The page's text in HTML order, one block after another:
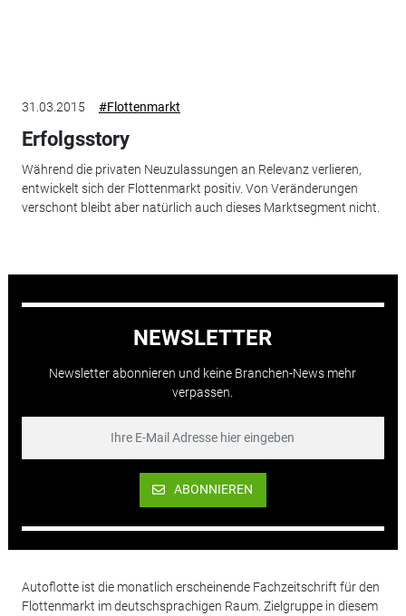
31.03.2015 #Flottenmarkt
Erfolgsstory
Während die privaten Neuzulassungen an Relevanz verlieren,
entwickelt sich der Flottenmarkt positiv. Von Veränderungen
verschont bleibt aber natürlich auch dieses Marktsegment nicht.
NEWSLETTER
Newsletter abonnieren und keine Branchen-News mehr
verpassen.
ABONNIEREN
Autoflotte ist die monatlich erscheinende Fachzeitschrift für den
Flottenmarkt im deutschsprachigen Raum. Zielgruppe in diesem